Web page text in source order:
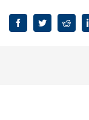
FacebookTwitterReddit